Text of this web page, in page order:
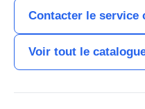
Contacter le service
Voir tout le